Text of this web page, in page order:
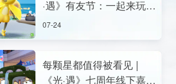
·遇》有友节：一起来玩鸭
~
07-24
每颗星都值得被看见 |
《光·遇》七周年线下嘉年